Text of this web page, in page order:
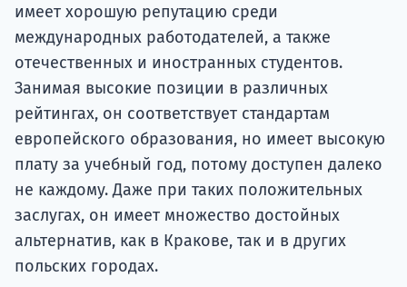
имеет хорошую репутацию среди
международных работодателей, а также
отечественных и иностранных студентов.
Занимая высокие позиции в различных
рейтингах, он соответствует стандартам
европейского образования, но имеет высокую
плату за учебный год, потому доступен далеко
не каждому. Даже при таких положительных
заслугах, он имеет множество достойных
альтернатив, как в Кракове, так и в других
польских городах.